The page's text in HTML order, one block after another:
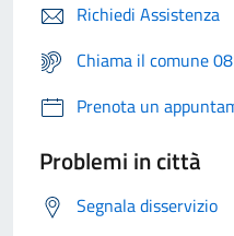
Richiedi Assistenza
Chiama il comune
Prenota un
Problemi in città
Segnala disservizio